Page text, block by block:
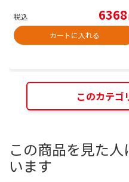
税込 6368
カートに入れる
このカテゴ
この商品を見た
います